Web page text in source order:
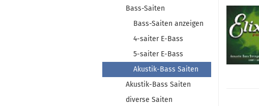
Bass-Saiten
Bass-Saiten anzeigen
4-saiter E-Bass
5-saiter E-Bass
Akustik-Bass Saiten
Akustik-Bass Saiten
diverse Saiten